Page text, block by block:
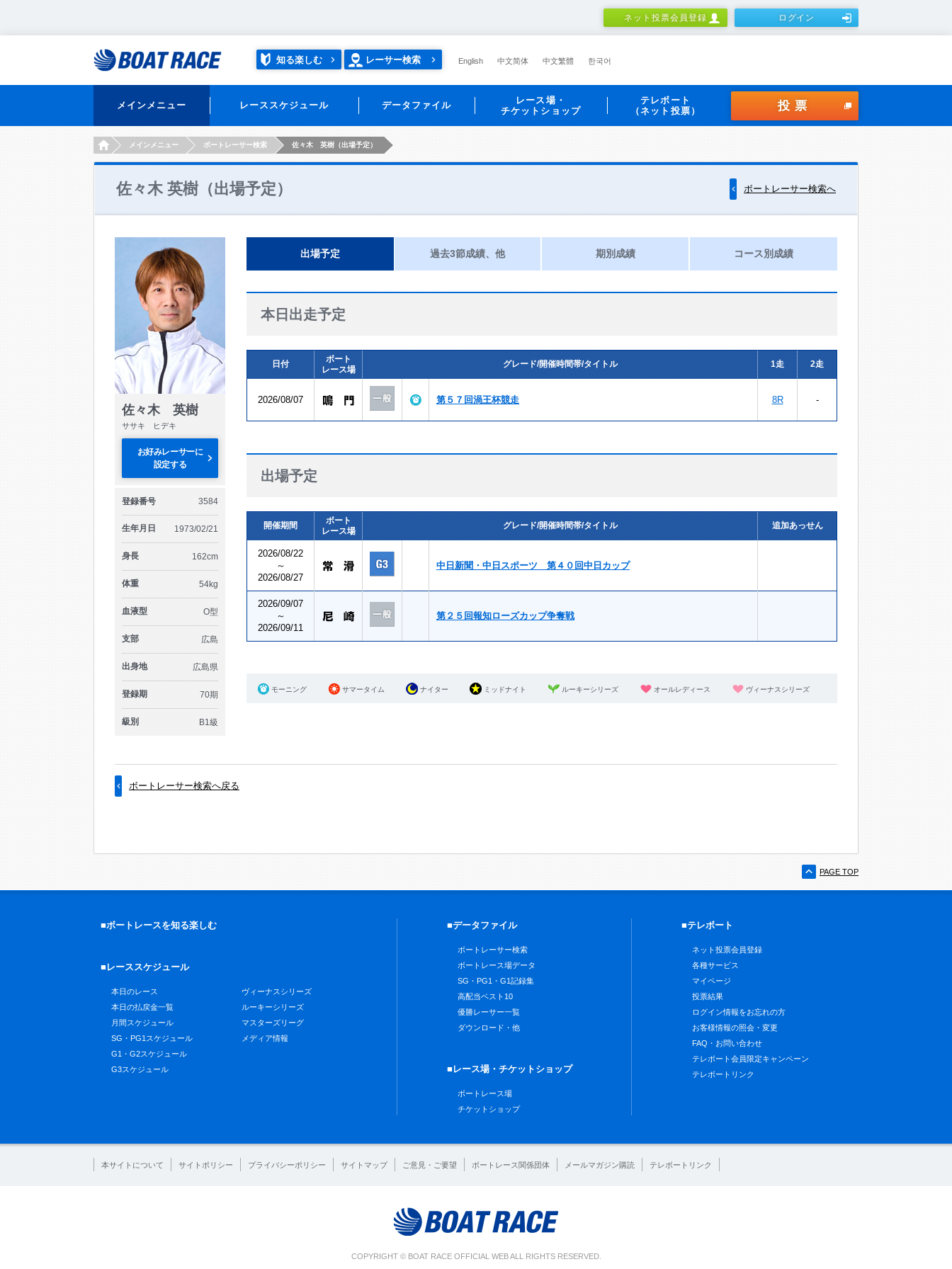
ネット投票会員登録 ログイン
知る楽しむ レーサー検索 English 中文简体 中文繁體 한국어
メインメニュー レーススケジュール データファイル
レース場・
チケットショップ
テレボート
（ネット投票）
投票
HOMEメインメニュー ボートレーサー検索 佐々木 英樹（出場予定）
佐々木 英樹（出場予定） ボートレーサー検索へ
佐々木 英樹
ササキ ヒデキ
お好みレーサーに
設定する
登録番号 3584
生年月日 1973/02/21
身長 162cm
体重 54kg
血液型 O型
支部 広島
出身地 広島県
登録期 70期
級別 B1級
出場予定 過去3節成績、他 期別成績 コース別成績
本日出走予定
日付
ボート
レース場
グレード/開催時間帯/タイトル 1走 2走
2026/08/07 第５７回渦王杯競走 8R -
出場予定
開催期間
ボート
レース場
グレード/開催時間帯/タイトル 追加あっせん
2026/08/22
～
2026/08/27
中日新聞・中日スポーツ 第４０回中日カップ
2026/09/07
～
2026/09/11
第２５回報知ローズカップ争奪戦
モーニング サマータイム ナイター ミッドナイト ルーキーシリーズ オールレディース ヴィーナスシリーズ
ボートレーサー検索へ戻る
PAGE TOP
■ボートレースを知る楽しむ
■レーススケジュール
本日のレース
本日の払戻金一覧
月間スケジュール
SG・PG1スケジュール
G1・G2スケジュール
G3スケジュール
ヴィーナスシリーズ
ルーキーシリーズ
マスターズリーグ
メディア情報
■データファイル
ボートレーサー検索
ボートレース場データ
SG・PG1・G1記録集
高配当ベスト10
優勝レーサー一覧
ダウンロード・他
■レース場・チケットショップ
ボートレース場
チケットショップ
■テレボート
ネット投票会員登録
各種サービス
マイページ
投票結果
ログイン情報をお忘れの方
お客様情報の照会・変更
FAQ・お問い合わせ
テレボート会員限定キャンペーン
テレボートリンク
本サイトについて サイトポリシー プライバシーポリシー サイトマップ ご意見・ご要望 ボートレース関係団体 メールマガジン購読 テレボートリンク
COPYRIGHT © BOAT RACE OFFICIAL WEB ALL RIGHTS RESERVED.